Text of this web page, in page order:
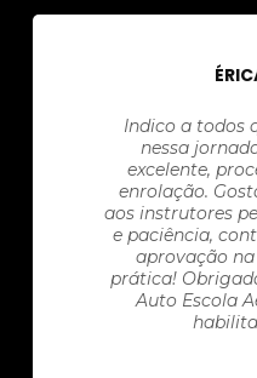
Indico a todos
nessa
excelente,
enrolação.
aos instrutores
e paciência,
aprovação
prática!
Auto Escola